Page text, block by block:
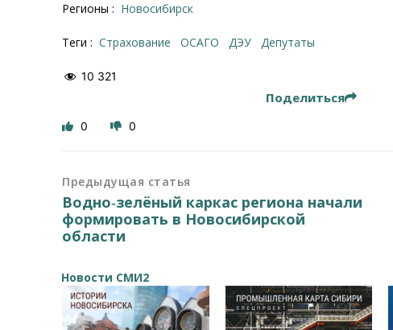
Регионы : Новосибирск
Теги : страхование ОСАГО ДЭУ депутаты
10 321
Поделиться
0 0
Предыдущая статья
Водно‑зелёный каркас региона начали
формировать в Новосибирской
области
Новости СМИ2